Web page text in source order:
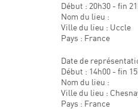
Début : 20h30 - fin
Nom du lieu :
Ville du lieu : Uccle
Pays : France
Date de
Début : 14h00 - fin
Nom du lieu :
Ville du lieu :
Pays : France